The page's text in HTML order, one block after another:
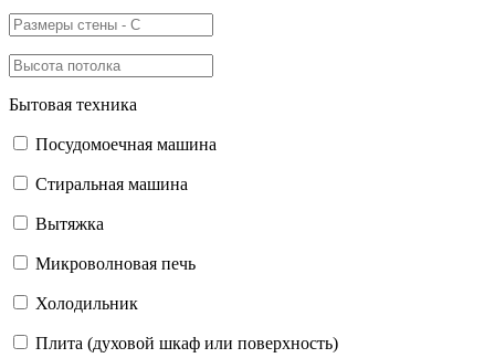
Бытовая техника
Посудомоечная машина
Стиральная машина
Вытяжка
Микроволновая печь
Холодильник
Плита (духовой шкаф или поверхность)